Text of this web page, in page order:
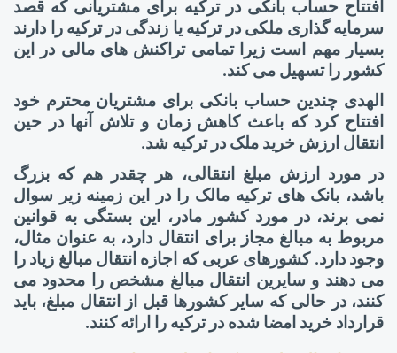
افتتاح حساب بانکی در ترکیه برای مشتریانی که قصد
سرمایه گذاری ملکی در ترکیه یا زندگی در ترکیه را دارند
بسیار مهم است زیرا تمامی تراکنش های مالی در این
کشور را تسهیل می کند.
الهدی چندین حساب بانکی برای مشتریان محترم خود
افتتاح کرد که باعث کاهش زمان و تلاش آنها در حین
انتقال ارزش خرید ملک در ترکیه شد.
در مورد ارزش مبلغ انتقالی، هر چقدر هم که بزرگ
باشد، بانک های ترکیه مالک را در این زمینه زیر سوال
نمی برند، در مورد کشور مادر، این بستگی به قوانین
مربوط به مبالغ مجاز برای انتقال دارد، به عنوان مثال،
وجود دارد. کشورهای عربی که اجازه انتقال مبالغ زیاد را
می دهند و سایرین انتقال مبالغ مشخص را محدود می
کنند، در حالی که سایر کشورها قبل از انتقال مبلغ، باید
قرارداد خرید امضا شده در ترکیه را ارائه کنند.